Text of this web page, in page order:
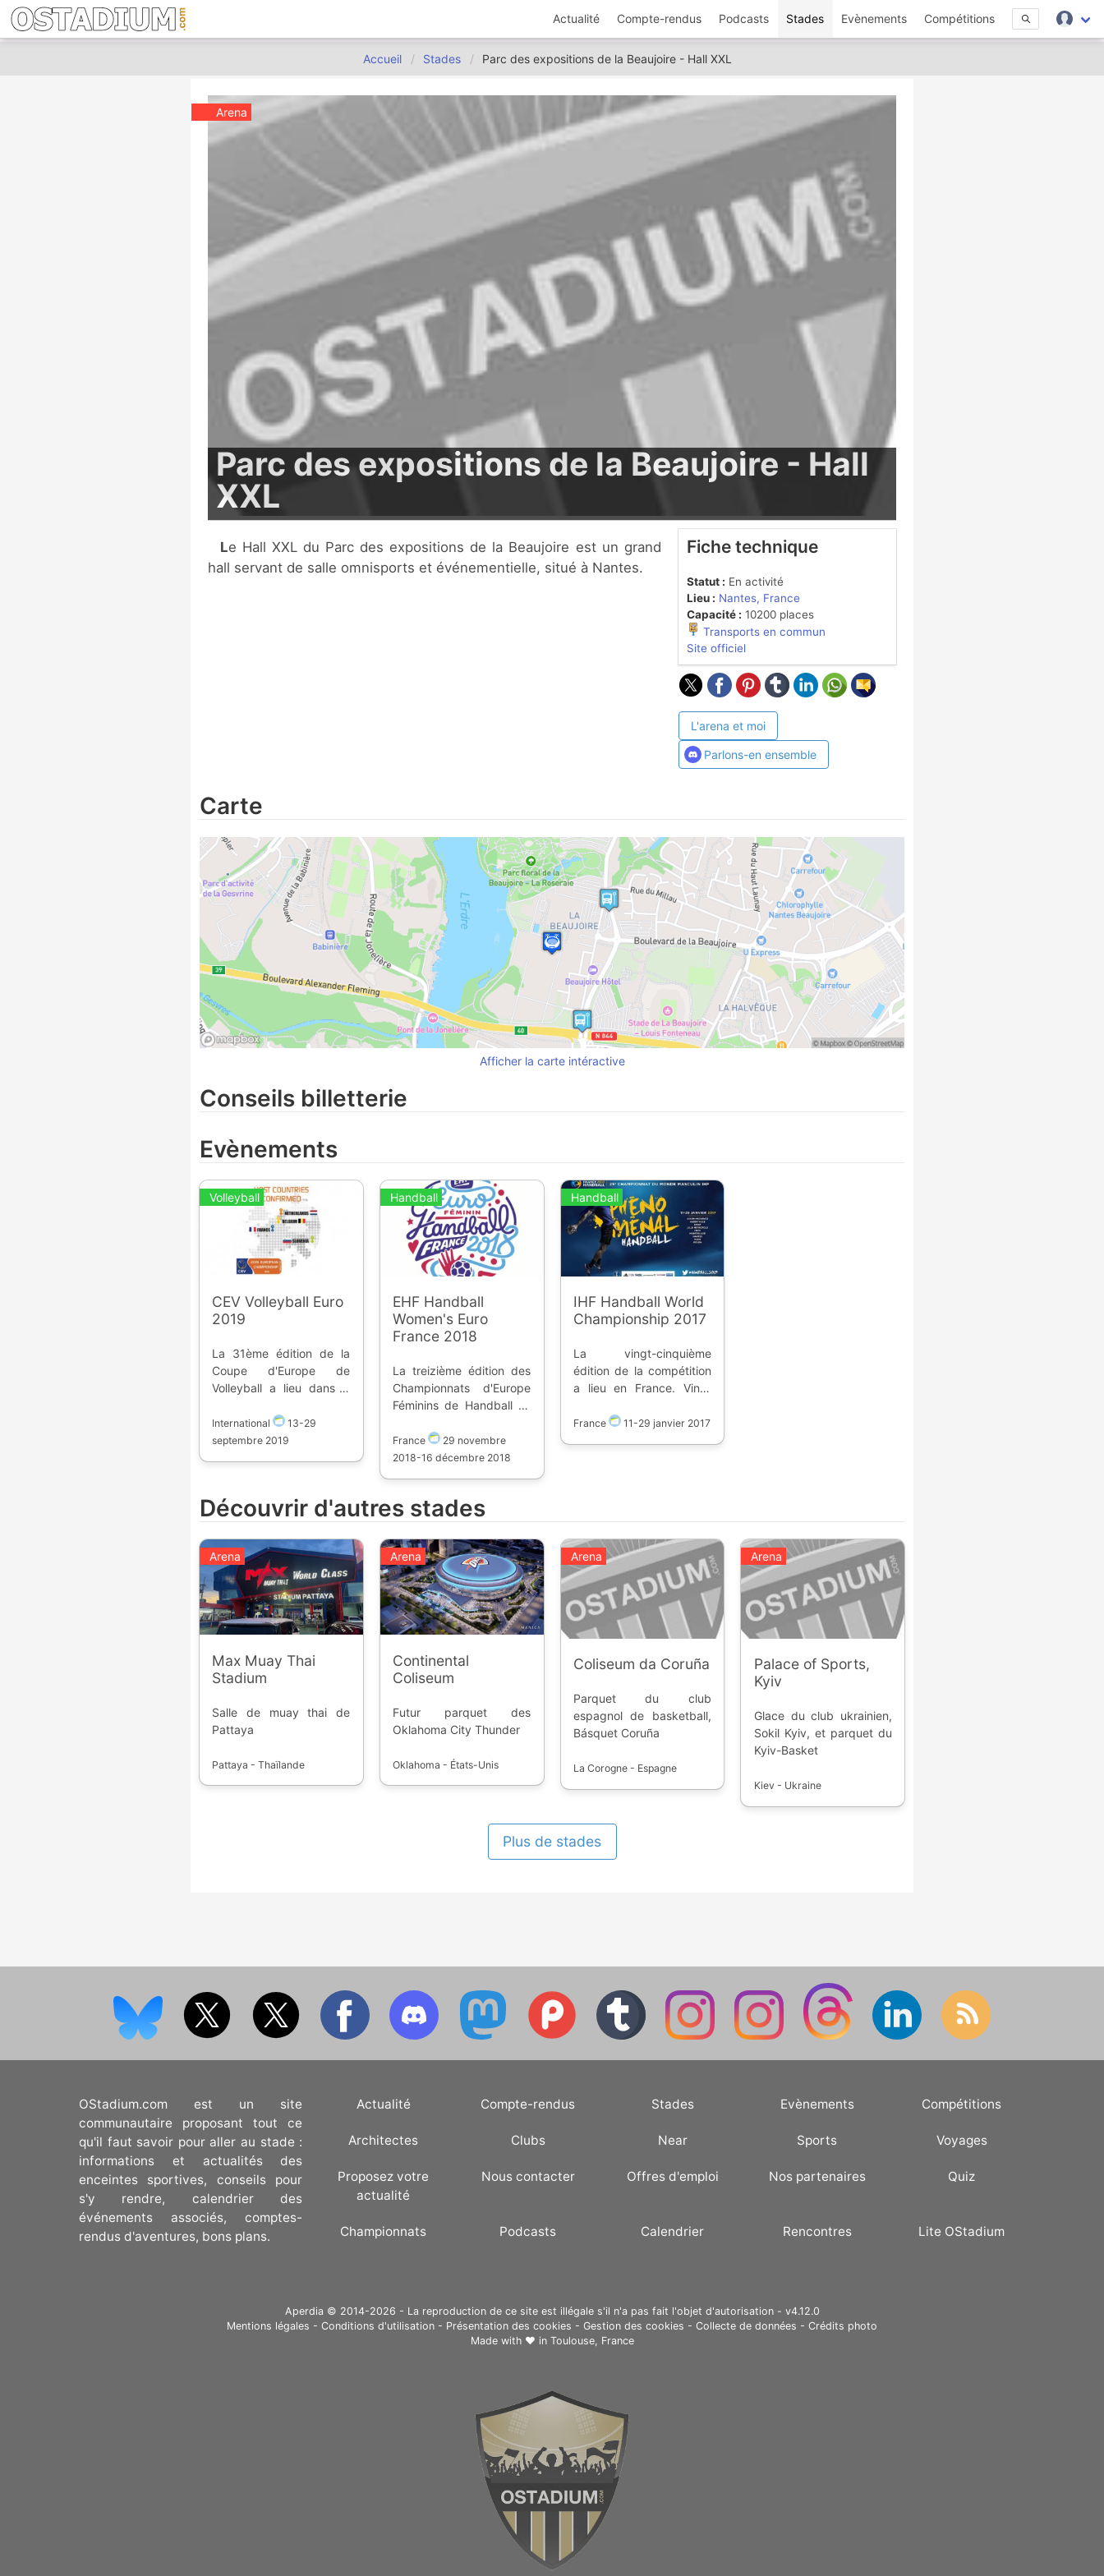
Actualité Compte-rendus Podcasts Stades Evènements Compétitions
Accueil Stades Parc des expositions de la Beaujoire - Hall XXL
Arena
Parc des expositions de la Beaujoire - Hall
XXL
Le Hall XXL du Parc des expositions de la Beaujoire est un grand
hall servant de salle omnisports et événementielle, situé à Nantes.
Fiche technique
Statut : En activité
Lieu : Nantes, France
Capacité : 10200 places
Transports en commun
Site officiel
L'arena et moi
Parlons-en ensemble
Carte
Afficher la carte intéractive
Conseils billetterie
Evènements
Volleyball
CEV Volleyball Euro
2019
La 31ème édition de la
Coupe d'Europe de
Volleyball a lieu dans 4
septembre 2019. *
Belgique * France *
International 13-29
septembre 2019
Handball
EHF Handball
Women's Euro
France 2018
La treizième édition des
Championnats d'Europe
Féminins de Handball se
villes et 5 arenas. Seize
équipes s'affrontent afin
France 2. Russie 3. Pays-
Bas
France
29 novembre
2018-16 décembre 2018
Handball
IHF Handball World
Championship 2017
La vingt-cinquième
édition de la compétition
a lieu en France. Vingt
s'affronter dans huit
France 11-29 janvier 2017
Découvrir d'autres stades
Arena
Max Muay Thai
Stadium
Salle de muay thai de
Pattaya
Pattaya - Thaïlande
Arena
Continental
Coliseum
Futur parquet des
Oklahoma City Thunder
Oklahoma - États-Unis
Arena
Coliseum da Coruña
Parquet du club
espagnol de basketball,
Básquet Coruña
La Corogne - Espagne
Arena
Palace of Sports,
Kyiv
Glace du club ukrainien,
Sokil Kyiv, et parquet du
Kyiv-Basket
Kiev - Ukraine
Plus de stades
OStadium.com est un site
communautaire proposant tout ce
qu'il faut savoir pour aller au stade :
informations et actualités des
enceintes sportives, conseils pour
s'y rendre, calendrier des
événements associés, comptes-
rendus d'aventures, bons plans.
Actualité Compte-rendus Stades Evènements Compétitions
Architectes Clubs Near Sports Voyages
Proposez votre
actualité
Nous contacter Offres d'emploi Nos partenaires Quiz
Championnats Podcasts Calendrier Rencontres Lite OStadium
Aperdia © 2014-2026 - La reproduction de ce site est illégale s'il n'a pas fait l'objet d'autorisation - v4.12.0
Mentions légales - Conditions d'utilisation - Présentation des cookies - Gestion des cookies - Collecte de données - Crédits photo
Made with ❤ in Toulouse, France